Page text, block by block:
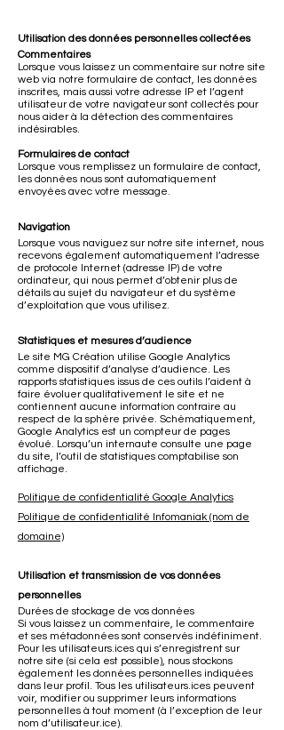
Utilisation des données personnelles collectées
Commentaires
Lorsque vous laissez un commentaire sur notre site
web via notre formulaire de contact, les données
inscrites, mais aussi votre adresse IP et l’agent
utilisateur de votre navigateur sont collectés pour
nous aider à la détection des commentaires
indésirables.
Formulaires de contact
Lorsque vous remplissez un formulaire de contact,
les données nous sont automatiquement
envoyées avec votre message.
Navigation
Lorsque vous naviguez sur notre site internet, nous
recevons également automatiquement l’adresse
de protocole Internet (adresse IP) de votre
ordinateur, qui nous permet d’obtenir plus de
détails au sujet du navigateur et du système
d’exploitation que vous utilisez.
Statistiques et mesures d’audience
Le site MG Création utilise Google Analytics
comme dispositif d’analyse d’audience. Les
rapports statistiques issus de ces outils l’aident à
faire évoluer qualitativement le site et ne
contiennent aucune information contraire au
respect de la sphère privée. Schématiquement,
Google Analytics est un compteur de pages
évolué. Lorsqu’un internaute consulte une page
du site, l’outil de statistiques comptabilise son
affichage.
Politique de confidentialité Google Analytics
Politique de confidentialité Infomaniak (nom de
domaine)
Utilisation et transmission de vos données
personnelles
Durées de stockage de vos données
Si vous laissez un commentaire, le commentaire
et ses métadonnées sont conservés indéfiniment.
Pour les utilisateurs.ices qui s’enregistrent sur
notre site (si cela est possible), nous stockons
également les données personnelles indiquées
dans leur profil. Tous les utilisateurs.ices peuvent
voir, modifier ou supprimer leurs informations
personnelles à tout moment (à l’exception de leur
nom d’utilisateur.ice).